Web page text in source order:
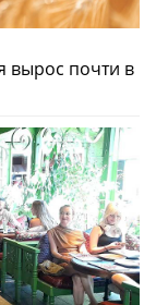
вырос почти в